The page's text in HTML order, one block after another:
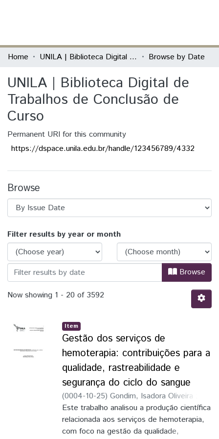
Communities & Collections
All of DSpace
Home UNILA | Biblioteca Digital de Trabalhos de Conclusão de Curso Browse by Date
UNILA | Biblioteca Digital de
Trabalhos de Conclusão de
Curso
Permanent URI for this community
https://dspace.unila.edu.br/handle/123456789/4332
Browse
Browsing UNILA | Biblioteca Digital de
Filter results by year or month
Browse
Now showing 1 - 20 of 3592
Item
Gestão dos serviços de
hemoterapia: contribuições para a
qualidade, rastreabilidade e
segurança do ciclo do sangue
(0004-10-25) Gondim, Isadora Oliveira
Acosta, Silvia Barbosa Pecin
Este trabalho analisou a produção científica
relacionada aos serviços de hemoterapia,
com foco na gestão da qualidade,